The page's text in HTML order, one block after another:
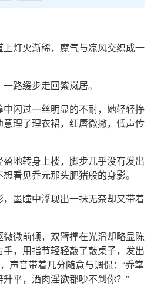
灯火渐稀，魔气与凉风交织成一
路缓步走回紫岚居。
闪过一丝明显的不耐，她轻轻挣
理了理衣裙，红唇微撇，低声传
地转身上楼，脚步几乎没有发出
看见乔元那头肥猪般的身影。
墨瞳中浮现出一抹无奈却又带着
微前倾，双臂撑在光滑却略显陈
，用指节轻轻敲了敲桌子，发出
声音带着几分随意与调侃：“乔掌
平，酒肉淫欲都吵不到你？”